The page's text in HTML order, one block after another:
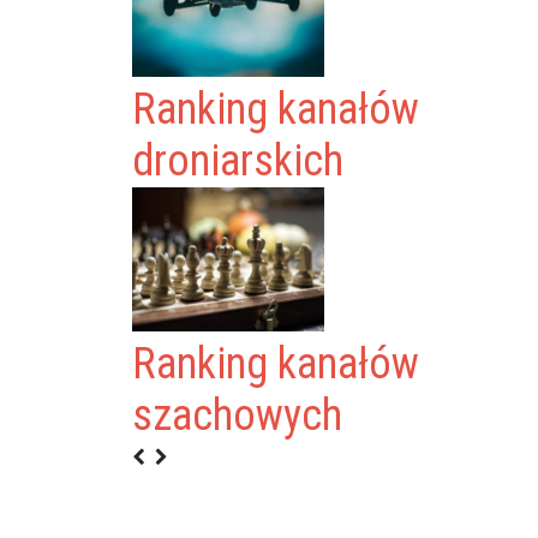
Ranking kanałów
droniarskich
Ranking kanałów
szachowych